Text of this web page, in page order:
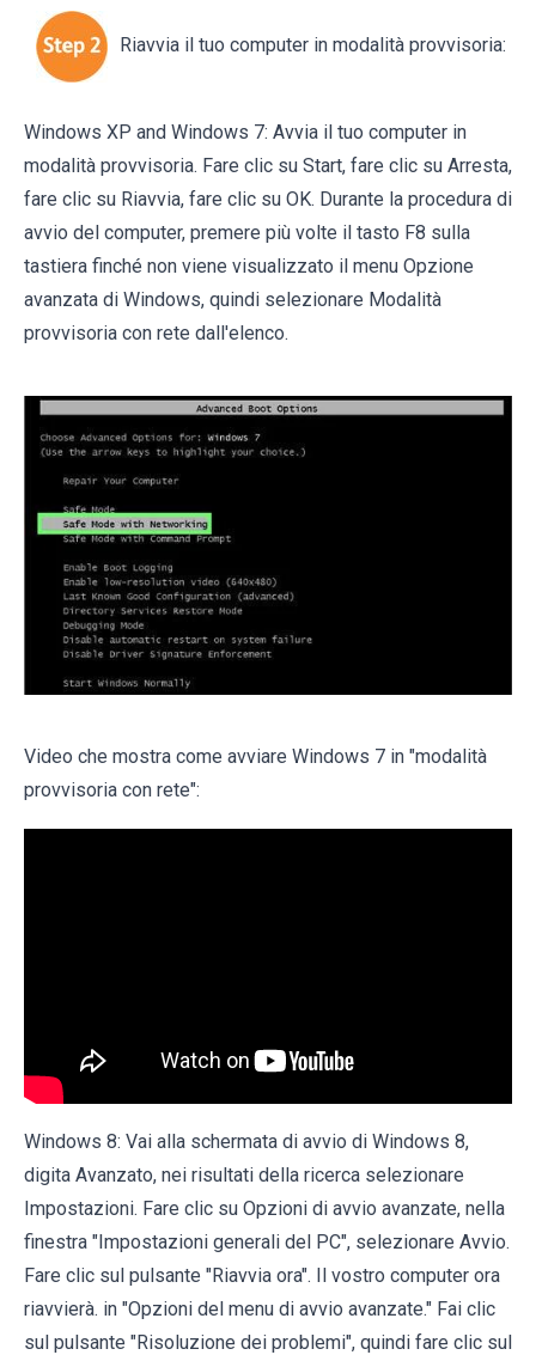
Riavvia il tuo computer in modalità provvisoria:
Windows XP and Windows 7: Avvia il tuo computer in
modalità provvisoria. Fare clic su Start, fare clic su Arresta,
fare clic su Riavvia, fare clic su OK. Durante la procedura di
avvio del computer, premere più volte il tasto F8 sulla
tastiera finché non viene visualizzato il menu Opzione
avanzata di Windows, quindi selezionare Modalità
provvisoria con rete dall'elenco.
Video che mostra come avviare Windows 7 in "modalità
provvisoria con rete":
Windows 8: Vai alla schermata di avvio di Windows 8,
digita Avanzato, nei risultati della ricerca selezionare
Impostazioni. Fare clic su Opzioni di avvio avanzate, nella
finestra "Impostazioni generali del PC", selezionare Avvio.
Fare clic sul pulsante "Riavvia ora". Il vostro computer ora
riavvierà. in "Opzioni del menu di avvio avanzate." Fai clic
sul pulsante "Risoluzione dei problemi", quindi fare clic sul